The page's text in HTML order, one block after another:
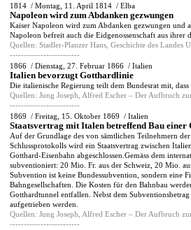
1814 / Montag, 11. April 1814 / Elba
Napoleon wird zum Abdanken gezwungen
Kaiser Napoleon wird zum Abdanken gezwungen
Napoleon befreit auch die Eidgenossenschaft aus
Quellen: Stadler-Planzer Hans, Geschichte des Landes
-------------------------
1866 / Dienstag, 27. Februar 1866 / Italien
Italien bevorzugt Gotthardlinie
Die italienische Regierung teilt dem Bundesrat mit,
Quellen: Jung Joseph, Alfred Escher – Der Aufbruch
-------------------------
1869 / Freitag, 15. Oktober 1869 / Italien
Staatsvertrag mit Italen betreffend Bau einer
Auf der Grundlage des von sämtlichen Teilnehmern
Schlussprotokolls wird ein Staatsvertrag zwischen
Gotthard-Eisenbahn abgeschlossen.Gemäss dem
subventioniert: 20 Mio. Fr. aus der Schweiz, 20 Mio.
Subvention ist keine Bundessubvention, sondern eine
Bahngesellschaften. Die Kosten für den Bahnbau
Gotthardtunnel entfallen. Nebst dem
aufgetrieben werden.
Quellen: Jung Joseph, Alfred Escher – Der Aufbruch
-------------------------